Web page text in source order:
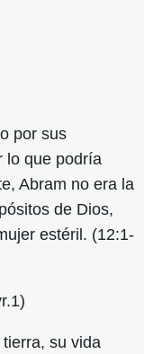
por sus
lo que podría
Abram no era la
de Dios,
estéril. (12:1-
su vida